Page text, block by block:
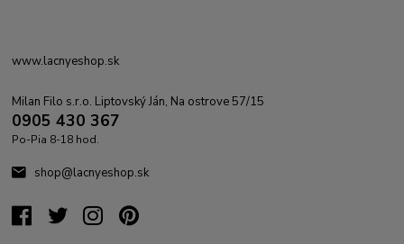
www.lacnyeshop.sk
Milan Filo s.r.o. Liptovský Ján, Na ostrove 57/15
0905 430 367
Po-Pia 8-18 hod.
shop@lacnyeshop.sk